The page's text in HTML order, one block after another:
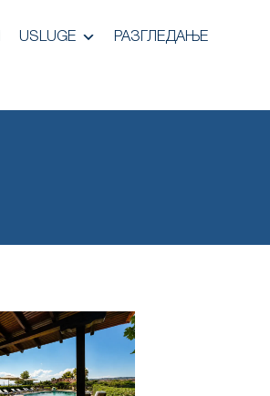
USLUGE РАЗГЛЕДАЊЕ